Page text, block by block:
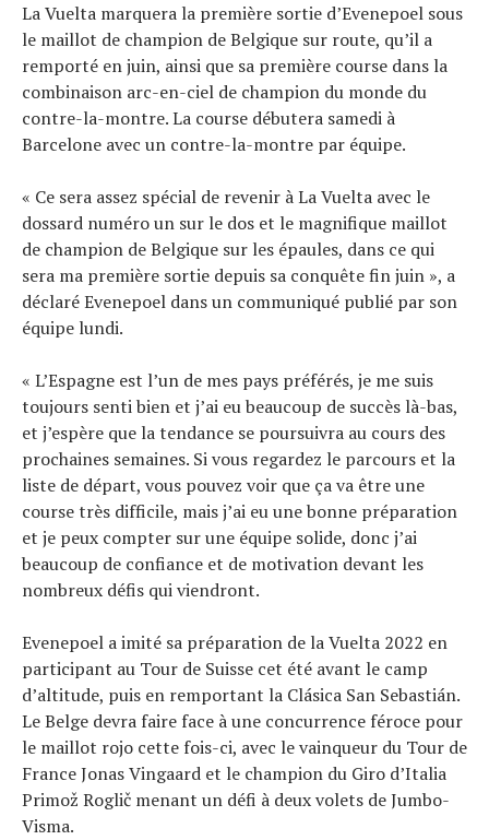
La Vuelta marquera la première sortie d’Evenepoel sous
le maillot de champion de Belgique sur route, qu’il a
remporté en juin, ainsi que sa première course dans la
combinaison arc-en-ciel de champion du monde du
contre-la-montre. La course débutera samedi à
Barcelone avec un contre-la-montre par équipe.
« Ce sera assez spécial de revenir à La Vuelta avec le
dossard numéro un sur le dos et le magnifique maillot
de champion de Belgique sur les épaules, dans ce qui
sera ma première sortie depuis sa conquête fin juin », a
déclaré Evenepoel dans un communiqué publié par son
équipe lundi.
« L’Espagne est l’un de mes pays préférés, je me suis
toujours senti bien et j’ai eu beaucoup de succès là-bas,
et j’espère que la tendance se poursuivra au cours des
prochaines semaines. Si vous regardez le parcours et la
liste de départ, vous pouvez voir que ça va être une
course très difficile, mais j’ai eu une bonne préparation
et je peux compter sur une équipe solide, donc j’ai
beaucoup de confiance et de motivation devant les
nombreux défis qui viendront.
Evenepoel a imité sa préparation de la Vuelta 2022 en
participant au Tour de Suisse cet été avant le camp
d’altitude, puis en remportant la Clásica San Sebastián.
Le Belge devra faire face à une concurrence féroce pour
le maillot rojo cette fois-ci, avec le vainqueur du Tour de
France Jonas Vingaard et le champion du Giro d’Italia
Primož Roglič menant un défi à deux volets de Jumbo-
Visma.